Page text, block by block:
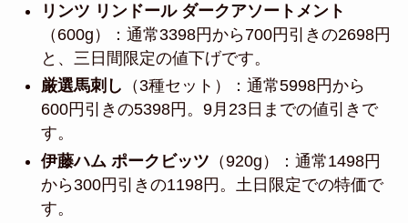
リンツ リンドール ダークアソートメント
（600g）：通常3398円から700円引きの2698円
と、三日間限定の値下げです。
厳選馬刺し （3種セット）：通常5998円から
600円引きの5398円。9月23日までの値引きで
す。
伊藤ハム ポークビッツ （920g）：通常1498円
から300円引きの1198円。土日限定での特価で
す。